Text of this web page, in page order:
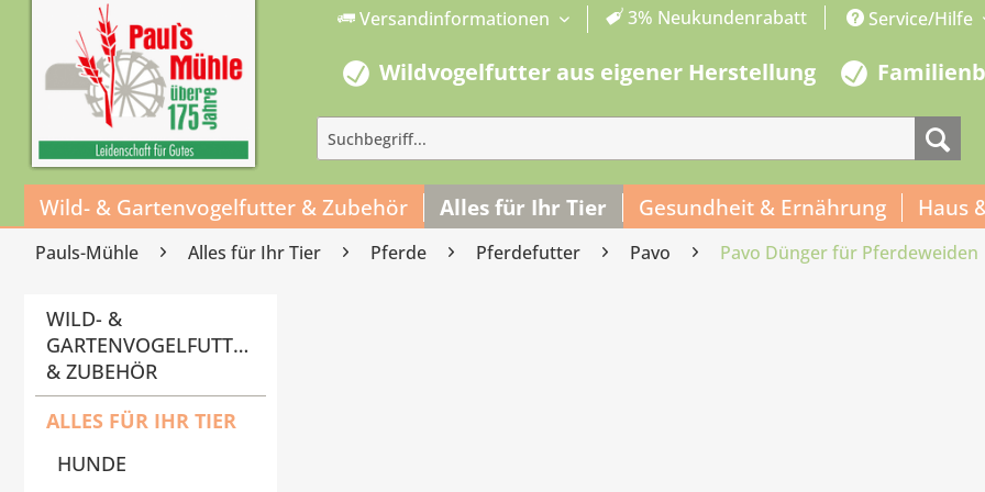
Versandinformationen 3% Neukundenrabatt Service/Hilfe
Wildvogelfutter aus eigener Herstellung
Wild- & Gartenvogelfutter & Zubehör Alles für Ihr Tier Gesundheit & Ernährung Haus
Pauls-Mühle Alles für Ihr Tier Pferde Pferdefutter Pavo Pavo Dünger für Pferdeweiden
WILD- &
GARTENVOGELFUTTER
& ZUBEHÖR
ALLES FÜR IHR TIER
HUNDE